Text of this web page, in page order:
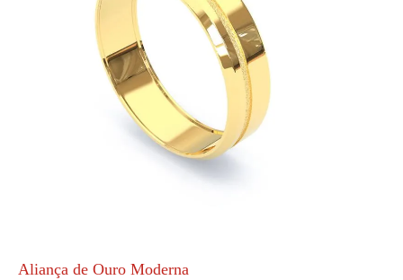
Aliança de Ouro Moderna